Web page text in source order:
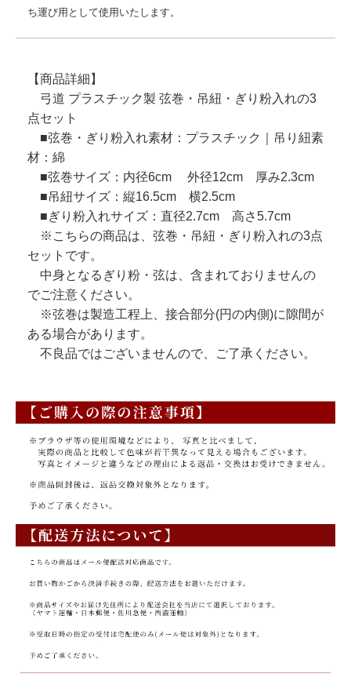
ち運び用として使用いたします。
【商品詳細】
弓道 プラスチック製 弦巻・吊紐・ぎり粉入れの3
点セット
■弦巻・ぎり粉入れ素材：プラスチック｜吊り紐素
材：綿
■弦巻サイズ：内径6cm 外径12cm 厚み2.3cm
■吊紐サイズ：縦16.5cm 横2.5cm
■ぎり粉入れサイズ：直径2.7cm 高さ5.7cm
※こちらの商品は、弦巻・吊紐・ぎり粉入れの3点
セットです。
中身となるぎり粉・弦は、含まれておりませんの
でご注意ください。
※弦巻は製造工程上、接合部分(円の内側)に隙間が
ある場合があります。
不良品ではございませんので、ご了承ください。